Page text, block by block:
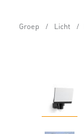
Groep Licht
Eigenschappen